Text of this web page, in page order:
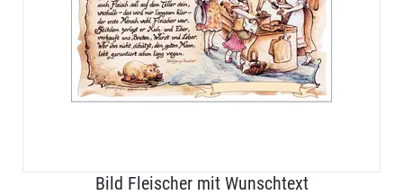
Bild Fleischer mit Wunschtext